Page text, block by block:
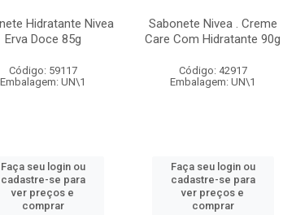
Hidratante Nivea
Erva Doce 85g
Código: 59117
Embalagem: UN\1
Faça seu login ou
cadastre-se para
ver preços e
comprar
Sabonete Nivea . Creme
Care Com Hidratante 90g
Código: 42917
Embalagem: UN\1
Faça seu login ou
cadastre-se para
ver preços e
comprar